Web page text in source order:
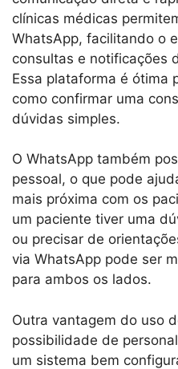
clínicas médicas
WhatsApp, facilitando o
consultas e notificações
Essa plataforma é ótima
como confirmar uma
dúvidas simples.
O WhatsApp também
pessoal, o que pode
mais próxima com os
um paciente tiver uma
ou precisar de
via WhatsApp pode ser
para ambos os lados.
Outra vantagem do uso
possibilidade de
um sistema bem